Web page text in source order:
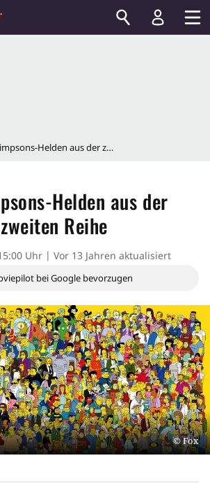
Die Simpsons-Helden aus der zweiten Reihe
Helden aus der
zweiten Reihe
Uhr Vor 13 Jahren aktualisiert
bei Google bevorzugen
Fox